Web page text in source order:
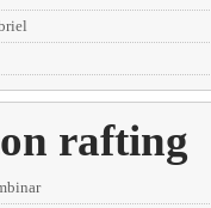
rafting